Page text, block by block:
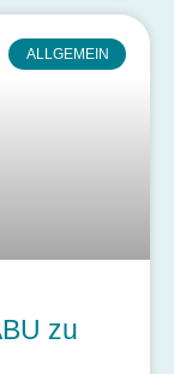
ALLGEMEIN
zu